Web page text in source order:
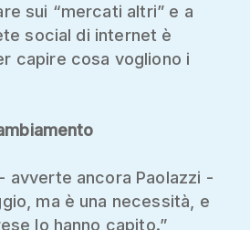
sui “mercati altri” e a
social di internet è
capire cosa vogliono i
avverte ancora Paolazzi -
ma è una necessità, e
lo hanno capito.”